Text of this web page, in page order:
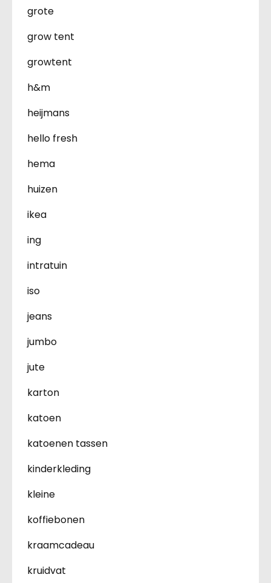
grote
grow tent
growtent
h&m
heijmans
hello fresh
hema
huizen
ikea
ing
intratuin
iso
jeans
jumbo
jute
karton
katoen
katoenen tassen
kinderkleding
kleine
koffiebonen
kraamcadeau
kruidvat